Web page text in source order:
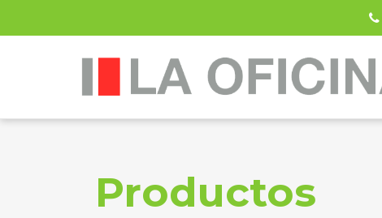
Productos